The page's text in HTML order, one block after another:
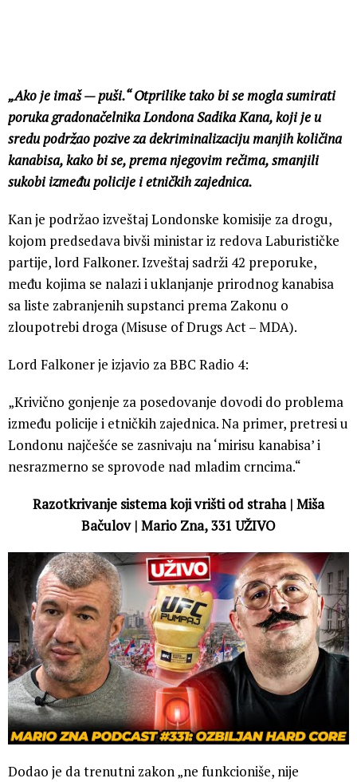
„Ako je imaš — puši.“ Otprilike tako bi se mogla sumirati
poruka gradonačelnika Londona Sadika Kana, koji je u
sredu podržao pozive za dekriminalizaciju manjih količina
kanabisa, kako bi se, prema njegovim rečima, smanjili
sukobi između policije i etničkih zajednica.
Kan je podržao izveštaj Londonske komisije za drogu,
kojom predsedava bivši ministar iz redova Laburističke
partije, lord Falkoner. Izveštaj sadrži 42 preporuke,
među kojima se nalazi i uklanjanje prirodnog kanabisa
sa liste zabranjenih supstanci prema Zakonu o
zloupotrebi droga (Misuse of Drugs Act – MDA).
Lord Falkoner je izjavio za BBC Radio 4:
„Krivično gonjenje za posedovanje dovodi do problema
između policije i etničkih zajednica. Na primer, pretresi u
Londonu najčešće se zasnivaju na ‘mirisu kanabisa’ i
nesrazmerno se sprovode nad mladim crncima.“
Razotkrivanje sistema koji vrišti od straha | Miša
Bačulov | Mario Zna, 331 UŽIVO
Dodao je da trenutni zakon „ne funkcioniše, nije